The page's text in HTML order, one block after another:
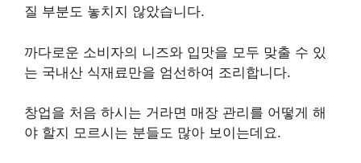
질 부분도 놓치지 않았습니다.
까다로운 소비자의 니즈와 입맛을 모두 맞출 수 있
는 국내산 식재료만을 엄선하여 조리합니다.
창업을 처음 하시는 거라면 매장 관리를 어떻게 해
야 할지 모르시는 분들도 많아 보이는데요.